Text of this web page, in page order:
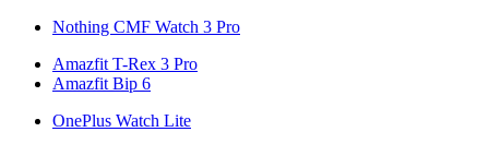
Nothing CMF Watch 3 Pro
Amazfit T-Rex 3 Pro
Amazfit Bip 6
OnePlus Watch Lite